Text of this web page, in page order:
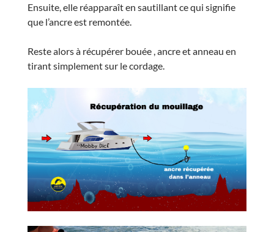
Ensuite, elle réapparaît en sautillant ce qui signifie
que l’ancre est remontée.
Reste alors à récupérer bouée , ancre et anneau en
tirant simplement sur le cordage.